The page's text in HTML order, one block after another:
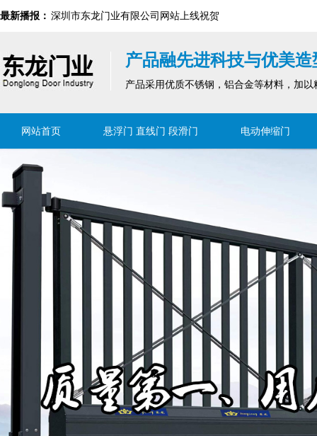
最新播报：
深圳市东龙门业有限公司网站上线祝贺
深圳市东龙门业有限公司网站上线祝贺
产品融先进科技与优美
产品采用优质不锈钢，铝合金等材料，加
网站首页 悬浮门 直线门 段滑门 电动伸缩门